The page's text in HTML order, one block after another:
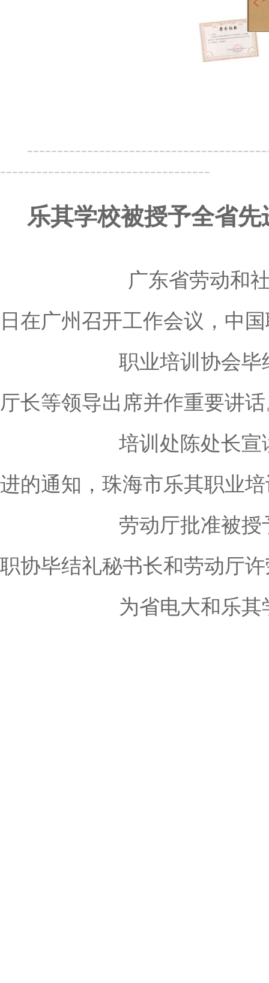
-----------------------------------
乐其学校被授予全省
广东省劳动和
日在广州召开工作会议，中
职业培训协会
厅长等领导出席并作重要讲
培训处陈处长
进的通知，珠海市乐其职业
劳动厅批准被授
职协毕结礼秘书长和劳动厅
为省电大和乐